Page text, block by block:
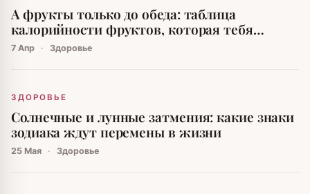
А фрукты только до обеда: таблица
калорийности фруктов, которая тебя
удивит
7 Апр · Здоровье
ЗДОРОВЬЕ
Солнечные и лунные затмения: какие знаки
зодиака ждут перемены в жизни
25 Мая · Здоровье